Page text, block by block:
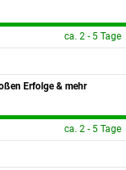
ca. 2 - 5 Tage
Erfolge & mehr
ca. 2 - 5 Tage